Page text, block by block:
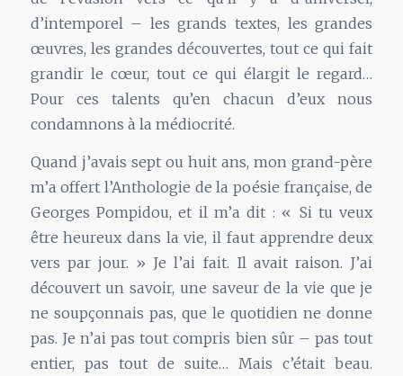
d’intemporel – les grands textes, les grandes
œuvres, les grandes découvertes, tout ce qui fait
grandir le cœur, tout ce qui élargit le regard…
Pour ces talents qu’en chacun d’eux nous
condamnons à la médiocrité.
Quand j’avais sept ou huit ans, mon grand-père
m’a offert l’Anthologie de la poésie française, de
Georges Pompidou, et il m’a dit : « Si tu veux
être heureux dans la vie, il faut apprendre deux
vers par jour. » Je l’ai fait. Il avait raison. J’ai
découvert un savoir, une saveur de la vie que je
ne soupçonnais pas, que le quotidien ne donne
pas. Je n’ai pas tout compris bien sûr – pas tout
entier, pas tout de suite… Mais c’était beau.